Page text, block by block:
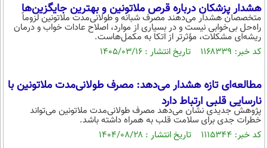
سواد زندگی
سیاسی
اقتصاد
خودرو
اجتماعی
حوادث
سلامت
ورزشی
بین الملل
سیاست خارجی
فرهنگ و هنر
هشدار پزشکان درباره قرص ملاتونین و بهترین جایگزین‌ها
متخصصان هشدار می‌دهند مصرف شبانه و طولانی‌مدت ملاتونین لزوماً
راه‌حل بی‌خوابی نیست و در بسیاری از موارد، اصلاح عادات خواب و درمان
ریشه‌ای مشکلات، مؤثرتر از اتکا به مکمل‌هاست.
کد خبر: ۱۱۶۸۳۳۹ تاریخ انتشار : ۱۴۰۵/۰۳/۱۶
مطالعه‌ای تازه هشدار می‌دهد: مصرف طولانی‌مدت ملاتونین با
نارسایی قلبی ارتباط دارد
پژوهش جدیدی نشان می‌دهد مصرف طولانی‌مدت ملاتونین می‌تواند
خطرات جدی برای سلامت قلب به همراه داشته باشد.
کد خبر: ۱۱۱۵۳۴۴ تاریخ انتشار : ۱۴۰۴/۰۸/۲۸